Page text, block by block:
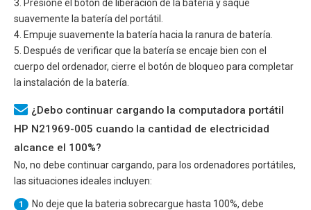
3. Presione el botón de liberación de la batería y saque
suavemente la batería del portátil.
4. Empuje suavemente la batería hacia la ranura de batería.
5. Después de verificar que la batería se encaje bien con el
cuerpo del ordenador, cierre el botón de bloqueo para completar
la instalación de la batería.
¿Debo continuar cargando la computadora portátil
HP N21969-005 cuando la cantidad de electricidad
alcance el 100%?
No, no debe continuar cargando, para los ordenadores portátiles,
las situaciones ideales incluyen:
1
No deje que la bateria sobrecargue hasta 100%, debe